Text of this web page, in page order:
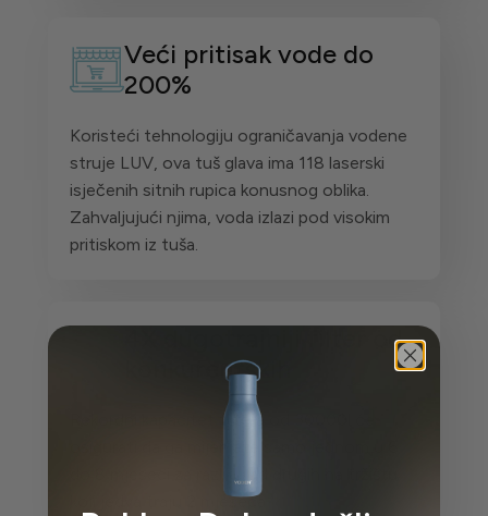
Veći pritisak vode do
200%
Koristeći tehnologiju ograničavanja vodene
struje LUV, ova tuš glava ima 118 laserski
isječenih sitnih rupica konusnog oblika.
Zahvaljujući njima, voda izlazi pod visokim
pritiskom iz tuša.
4X dugotrajniji filter od
konkurentskih
Rekordni kapacitet filtera od 30000l će
koji jedva traju 2 mjeseca